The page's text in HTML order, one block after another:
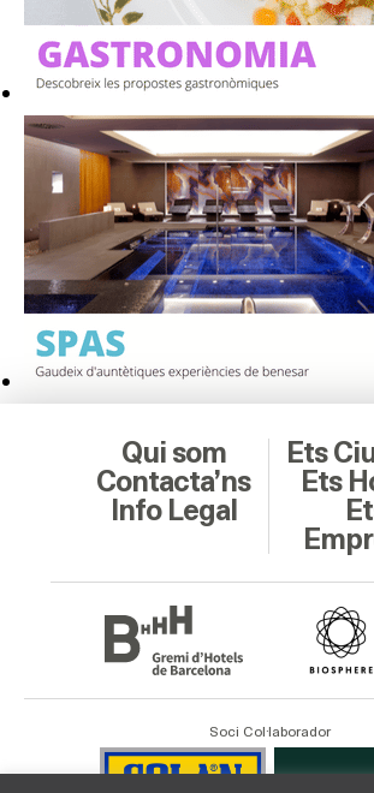
Activitats
On?
Qui som
Contacta’ns
Info Legal
Ets
Ets
Soci Col·laborador